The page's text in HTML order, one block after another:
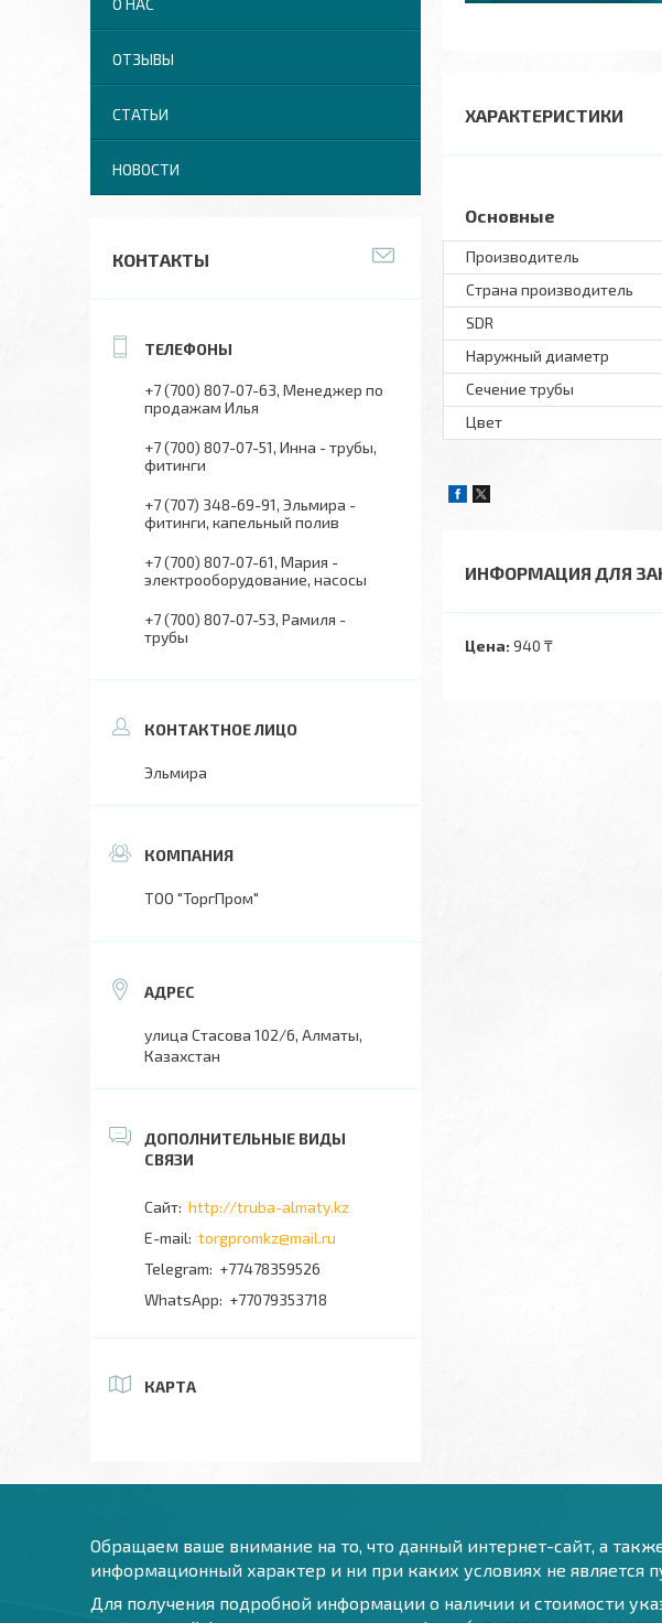
ХАРАКТЕРИСТИКИ
Основные
Производитель
Страна производитель
SDR
Наружный диаметр
Сечение трубы
Цвет
ИНФОРМАЦИЯ ДЛЯ
Цена: 940 ₸
О НАС
ОТЗЫВЫ
СТАТЬИ
НОВОСТИ
КОНТАКТЫ
+7 (700) 807-07-63 Менеджер по
продажам Илья
+7 (700) 807-07-51 Инна - трубы,
фитинги
+7 (707) 348-69-91 Эльмира -
фитинги, капельный полив
+7 (700) 807-07-61 Мария -
электрооборудование, насосы
+7 (700) 807-07-53 Рамиля -
трубы
Эльмира
ТОО "ТоргПром"
улица Стасова 102/6, Алматы,
Казахстан
http://truba-almaty.kz
torgpromkz@mail.ru
+77478359526
+77079353718
КАРТА
Обращаем ваше внимание на то, что данный интернет-сайт, а
информационный характер и ни при каких условиях не является
Для получения подробной информации о наличии и стоимости